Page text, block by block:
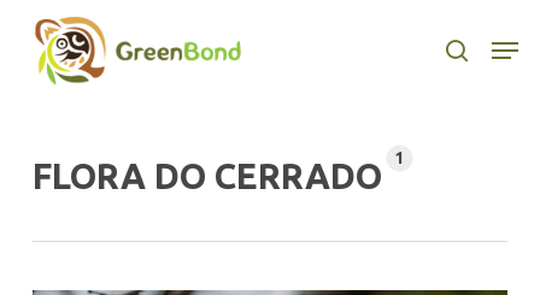
main
content
search
FLORA DO CERRADO 1